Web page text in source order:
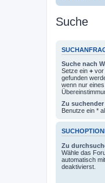
Suche
Suche nach
Setze ein + vor
gefunden
wenn nur
Zu
Benutze ein *
Zu
Wähle das
automatisch
deaktivierst.